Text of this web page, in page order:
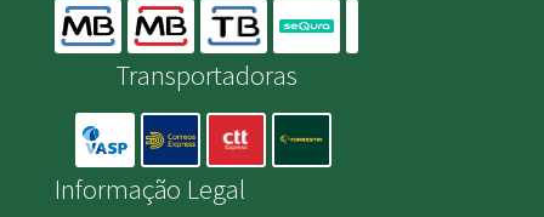
Transportadoras
Informação Legal